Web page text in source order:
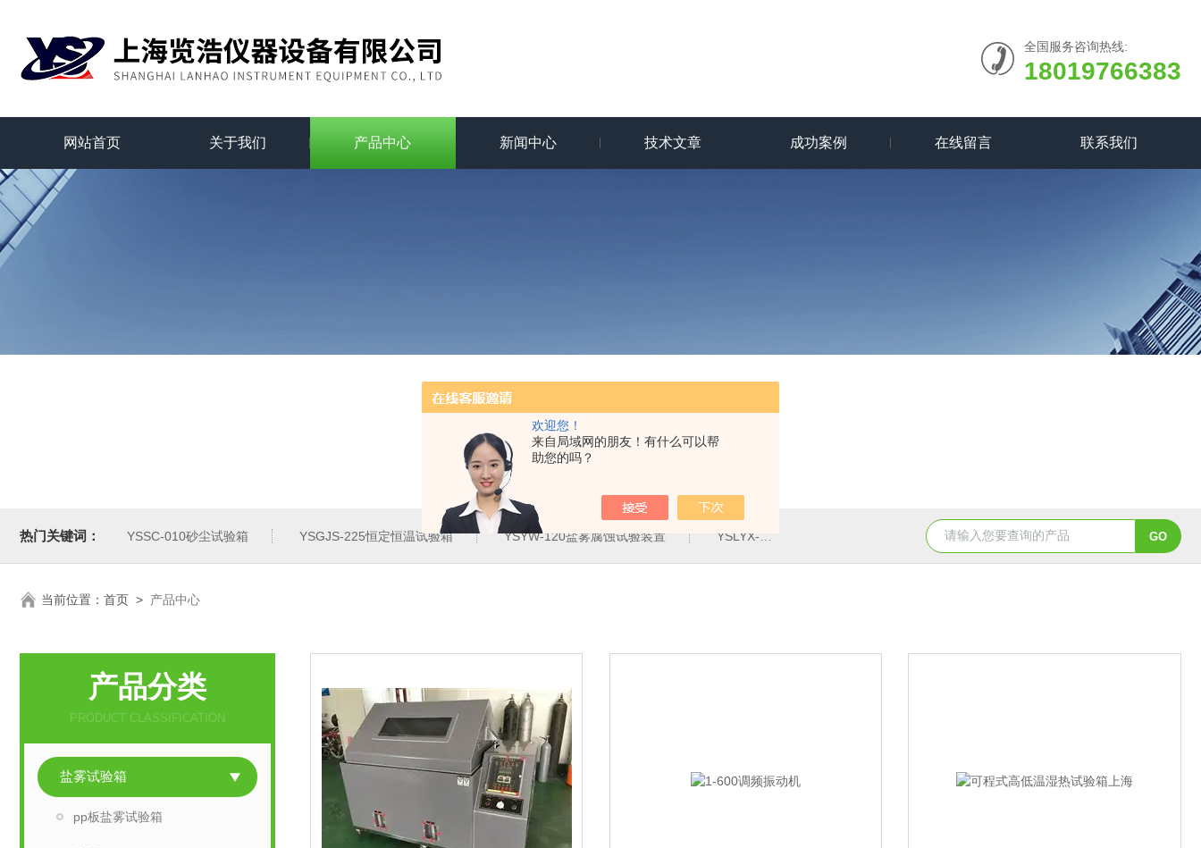
欢迎您！
来自局域网的朋友！有什么可以帮
助您的吗？
全国服务咨询热线:
18019766383
网站首页 关于我们 产品中心 新闻中心 技术文章 成功案例 在线留言 联系我们
热门关键词： YSSC-010砂尘试验箱 YSGJS-225恒定恒温试验箱 YSYW-120盐雾腐蚀试验装置 YSLYX-010防水试验设备 YSCYS-010臭氧老化试验设备
当前位置： 首页 > 产品中心
产品分类
PRODUCT CLASSIFICATION
盐雾试验箱
pp板盐雾试验箱